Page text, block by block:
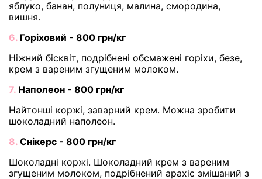
яблуко, банан, полуниця, малина, смородина,
вишня.
6. Горіховий - 800 грн/кг
Ніжний бісквіт, подрібнені обсмажені горіхи, безе,
крем з вареним згущеним молоком.
7. Наполеон - 800 грн/кг
Найтонші коржі, заварний крем. Можна зробити
шоколадний наполеон.
8. Снікерс - 800 грн/кг
Шоколадні коржі. Шоколадний крем з вареним
згущеним молоком, подрібнений арахіс змішаний з